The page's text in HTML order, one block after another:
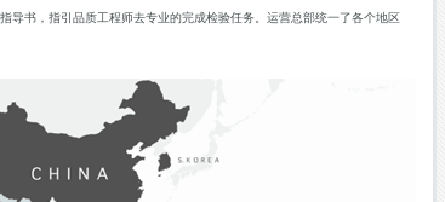
导书，指引品质工程师去专业的完成检验任务。运营总部统一了各个地区